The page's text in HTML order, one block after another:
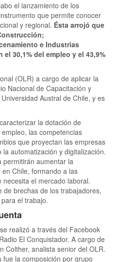
el lanzamiento de los
que permite conocer
y regional. Ésta arrojó que
e Industrias
30,1% del empleo y el 43,9%
(OLR) a cargo de aplicar la
Nacional de Capacitación y
Austral de Chile, y es
la dotación de
las competencias
que proyectan las empresas
automatización y digitalización.
permitirán aumentar la
Chile, formando a las
el mercado laboral.
de brechas de los trabajadores,
el trabajo.
realizó a través del Facebook
El Conquistador. A cargo de
Colther, analista senior del OLR.
la composición por grupo